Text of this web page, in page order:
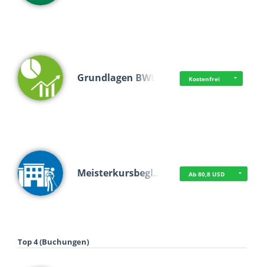
Grundlagen BWL Kostenfrei
Meisterkursbegl… Ab 80,8 USD
Top 4 (Buchungen)